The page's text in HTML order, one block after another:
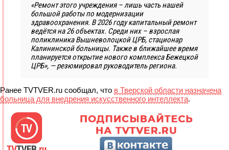
«Ремонт этого учреждения – лишь часть нашей
большой работы по модернизации
здравоохранения. В 2026 году капитальный ремонт
ведётся на 26 объектах. Среди них – взрослая
поликлиника Вышневолоцкой ЦРБ, стационар
Калининской больницы. Также в ближайшее время
планируется открытие нового комплекса Бежецкой
ЦРБ», — резюмировал руководитель региона.
Ранее TVTVER.ru сообщал, что в Тверской области назначена
больница для внедрения искусственного интеллекта.